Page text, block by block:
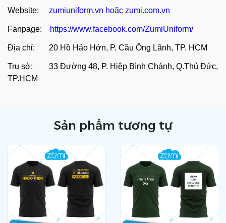
Website: zumiuniform.vn hoặc zumi.com.vn
Fanpage: https://www.facebook.com/ZumiUniform/
Địa chỉ: 20 Hồ Hảo Hớn, P. Cầu Ông Lãnh, TP. HCM
Trụ sở: 33 Đường 48, P. Hiệp Bình Chánh, Q.Thủ Đức,
TP.HCM
Sản phẩm tương tự